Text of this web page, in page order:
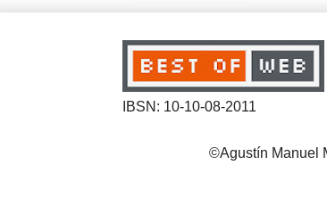
IBSN: 10-10-08-2011
©Agustín Manuel